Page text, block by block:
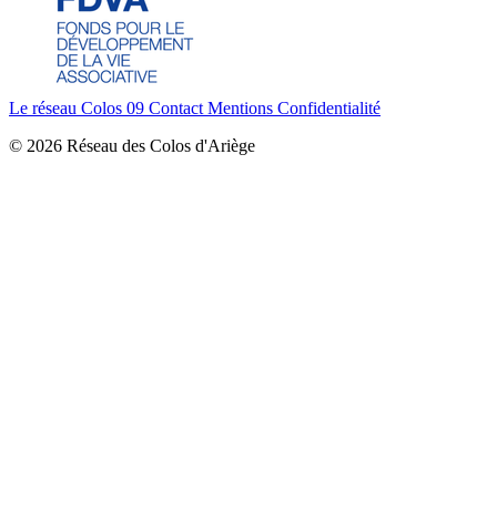
Le réseau Colos 09 Contact Mentions Confidentialité
© 2026 Réseau des Colos d'Ariège